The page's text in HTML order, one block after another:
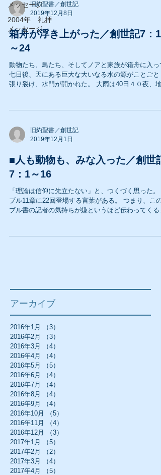
メッセージ
2004年 礼拝
メッセージ
旧約聖書／創世記
2019年12月8日
箱舟が浮き上がった／創世記7：17
～24
動物たち、鳥たち、そしてノアと家族が箱舟に入っ
七日後、天にある巨大な大いなる水の源がことごと
張り裂け、水門が開かれた。 大雨は40日４０夜、地
る。...
旧約聖書／創世記
2019年12月1日
■人も動物も、みな入った／創世記
7：1～16
「理論は信仰に先立たない」と、つくづく思った。
ブル11章に22回登場する言葉がある。 つまり、この
ブル書の記者の気持ちが嫌というほど伝わってくる
アーカイブ
2016年1月 （3）
2016年2月
（3）
2016年3月
（4）
2016年4月
（4）
2016年5月
（5）
2016年6月
（4）
2016年7月
（4）
2016年8月
（4）
2016年9月
（4）
2016年10月
（5）
2016年11月
（4）
2016年12月
（3）
2017年1月
（5）
2017年2月
（2）
2017年3月
（4）
2017年4月
（5）